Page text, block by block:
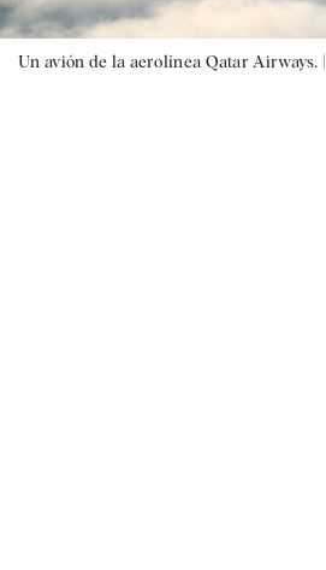
Un avión de la aerolínea Qatar Airways. |